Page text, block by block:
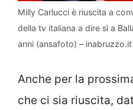
Milly Carlucci è riuscita a
della tv italiana a dire sì a
anni (ansafoto) – inabruzzo.it
Anche per la
che ci sia riuscita,